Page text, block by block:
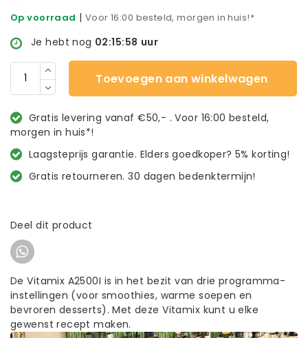
Op voorraad | Voor 16:00 besteld, morgen in huis!*
Je hebt nog 02:15:58 uur
Toevoegen aan winkelwagen
Gratis levering vanaf €50,- . Voor 16:00 besteld,
morgen in huis*!
Laagsteprijs garantie. Elders goedkoper? 5% korting!
Gratis retourneren. 30 dagen bedenktermijn!
Deel dit product
De Vitamix A2500I is in het bezit van drie programma-
instellingen (voor smoothies, warme soepen en
bevroren desserts). Met deze Vitamix kunt u elke
gewenst recept maken.